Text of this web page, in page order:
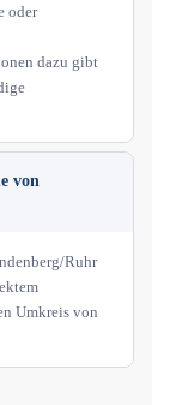
oder
dazu gibt
von
Ruhr
Umkreis von